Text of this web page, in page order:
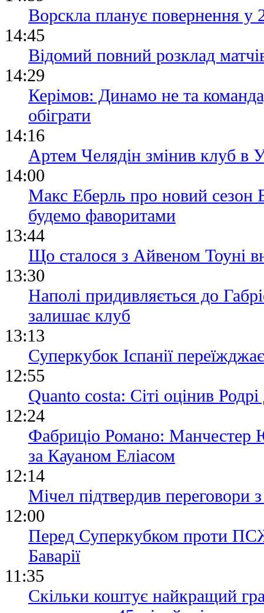
Ворскла планує повернення у
14:45
Відомий повний розклад
14:29
Керімов: Динамо не та
обіграти
14:16
Артем Челядін змінив клуб в
14:00
Макс Еберль про новий сезон
будемо фаворитами
13:44
Що сталося з Айвеном Тоуні
13:30
Наполі придивляється до
залишає клуб
13:13
Суперкубок Іспанії
12:55
Quanto costa: Сіті оцінив
12:24
Фабриціо Романо: Манчестер
за Кауаном Еліасом
12:14
Мічел підтвердив
12:00
Перед Суперкубком проти ПСЖ
Баварії
11:35
Скільки коштує найкращий